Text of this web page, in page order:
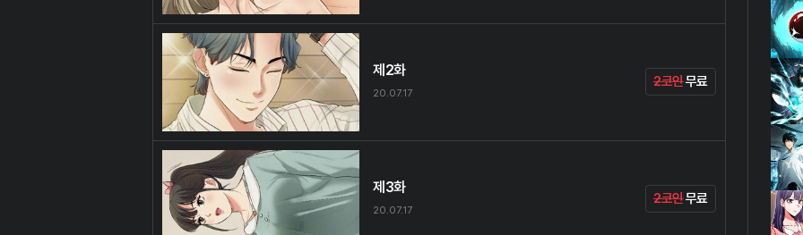
제2화
20.07.17
2코인무료
제3화
20.07.17
2코인무료